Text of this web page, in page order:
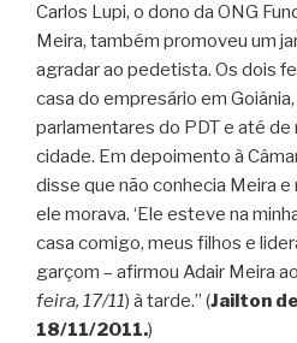
Carlos Lupi, o dono da ONG
Meira, também promoveu um
agradar ao pedetista. Os dois
casa do empresário em
parlamentares do PDT e até
cidade. Em depoimento à
disse que não conhecia Meira
ele morava. ‘Ele esteve na
casa comigo, meus filhos e
garçom – afirmou Adair Meira
feira, 17/11) à tarde.” (Jailton
18/11/2011.)